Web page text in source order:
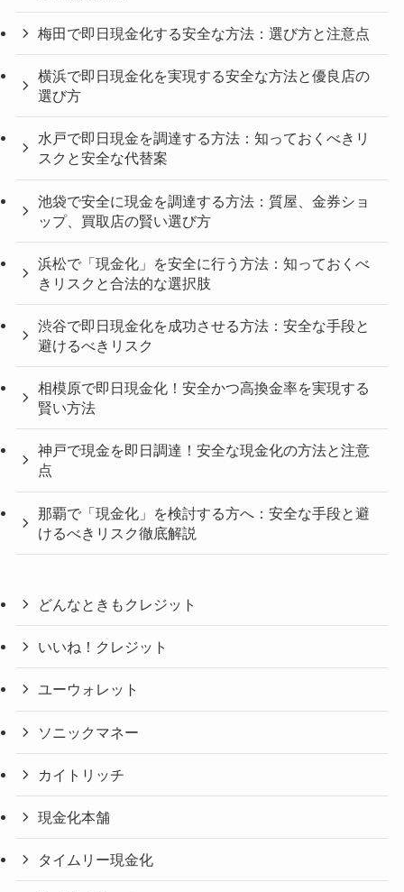
梅田で即日現金化する安全な方法：選び方と注意点
横浜で即日現金化を実現する安全な方法と優良店の
選び方
水戸で即日現金を調達する方法：知っておくべきリ
スクと安全な代替案
池袋で安全に現金を調達する方法：質屋、金券ショ
ップ、買取店の賢い選び方
浜松で「現金化」を安全に行う方法：知っておくべ
きリスクと合法的な選択肢
渋谷で即日現金化を成功させる方法：安全な手段と
避けるべきリスク
相模原で即日現金化！安全かつ高換金率を実現する
賢い方法
神戸で現金を即日調達！安全な現金化の方法と注意
点
那覇で「現金化」を検討する方へ：安全な手段と避
けるべきリスク徹底解説
どんなときもクレジット
いいね！クレジット
ユーウォレット
ソニックマネー
カイトリッチ
現金化本舗
タイムリー現金化